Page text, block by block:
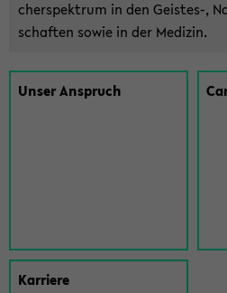
cher­spek­trum in den Geistes-​,
schaf­ten sowie in der Me­di­zin.
Unser An­spruch
Kar­rie­re